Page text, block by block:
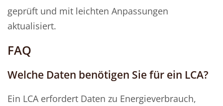
geprüft und mit leichten Anpassungen
aktualisiert.
FAQ
Welche Daten benötigen Sie für ein LCA?
Ein LCA erfordert Daten zu Energieverbrauch,